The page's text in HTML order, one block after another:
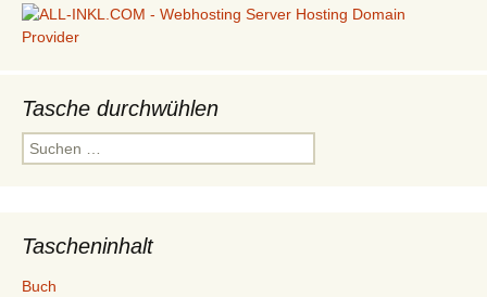
Tasche durchwühlen
Suchen
nach:
Tascheninhalt
Buch